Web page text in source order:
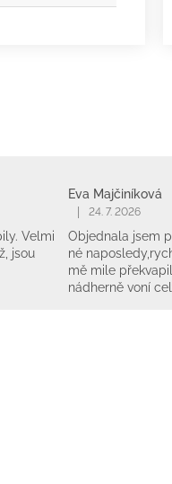
Velmi
jsou
Eva Majčiníková
24. 7. 2026
Objednala jsem
né
mě mile
nádherně voní